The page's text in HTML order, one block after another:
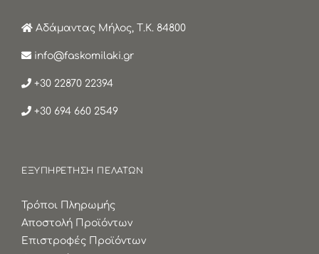
Αδάμαντας Μήλος, Τ.Κ. 84800
info@faskomilaki.gr
+30 22870 22394
+30 694 660 2549
ΕΞΥΠΗΡΕΤΗΣΗ ΠΕΛΑΤΩΝ
Τρόποι Πληρωμής
Αποστολή Προϊόντων
Επιστροφές Προϊόντων